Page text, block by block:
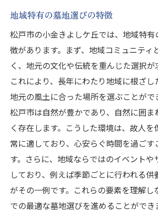
松戸市内の墓地マップと特徴
葬儀後の手続きについて
お墓を選ぶ際の家族の意見を
松戸市での安住の地選び自然とア
交通アクセスが良い松戸市の
自然と利便性を兼ね備えた墓
アクセスが良いことでのメリ
訪れやすいお墓選びの重要性
松戸市ならではの魅力的な立地
アクセスを重視した墓地選び
千葉県松戸市での理想のお墓購入
松戸市で理想のお墓を見つける
地域特有の墓地選びの特徴
松戸市の小金きよしケ丘では、地域特
徴があります。まず、地域コミュニティ
く、地元の文化や伝統を重んじた選択が
これにより、長年にわたり地域に根ざし
地元の風土に合った場所を選ぶことがで
松戸市は自然が豊かであり、自然に囲ま
く存在します。こうした環境は、故人を
常に適しており、心安らぐ時間を過ごす
す。さらに、地域ならではのイベントや
しており、例えば季節ごとに行われる供
がその一例です。これらの要素を理解し
での最適な墓地選びを進めることができ